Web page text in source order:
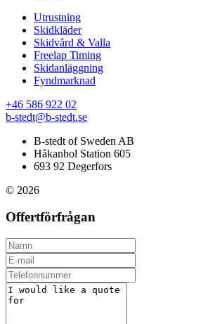
Utrustning
Skidkläder
Skidvård & Valla
Freelap Timing
Skidanläggning
Fyndmarknad
+46 586 922 02
b-stedt@b-stedt.se
B-stedt of Sweden AB
Håkanbol Station 605
693 92 Degerfors
© 2026
Offertförfrågan